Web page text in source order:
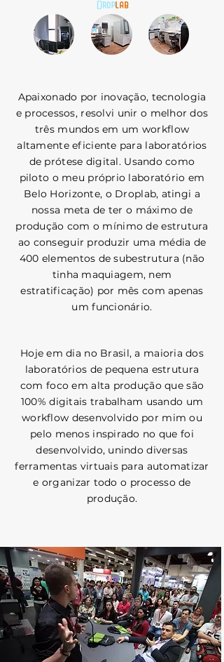
Apaixonado por inovação, tecnologia
e processos, resolvi unir o melhor dos
três mundos em um workflow
altamente eficiente para laboratórios
de prótese digital. Usando como
piloto o meu próprio laboratório em
Belo Horizonte, o Droplab, atingi a
nossa meta de ter o máximo de
produção com o mínimo de estrutura
ao conseguir produzir uma média de
400 elementos de subestrutura (não
tinha maquiagem, nem
estratificação) por mês com apenas
um funcionário.
Hoje em dia no Brasil, a maioria dos
laboratórios de pequena estrutura
com foco em alta produção que são
100% digitais trabalham usando um
workflow desenvolvido por mim ou
pelo menos inspirado no que foi
desenvolvido, unindo diversas
ferramentas virtuais para automatizar
e organizar todo o processo de
produção.